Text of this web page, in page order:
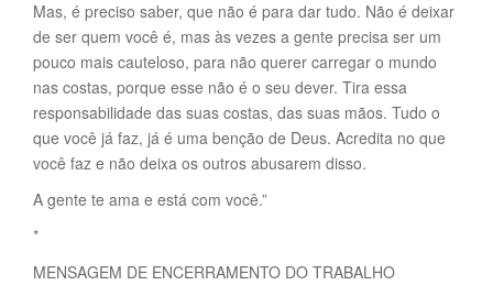
Mas, é preciso saber, que não é para dar tudo. Não é deixar
de ser quem você é, mas às vezes a gente precisa ser um
pouco mais cauteloso, para não querer carregar o mundo
nas costas, porque esse não é o seu dever. Tira essa
responsabilidade das suas costas, das suas mãos. Tudo o
que você já faz, já é uma benção de Deus. Acredita no que
você faz e não deixa os outros abusarem disso.
A gente te ama e está com você.”
*
MENSAGEM DE ENCERRAMENTO DO TRABALHO